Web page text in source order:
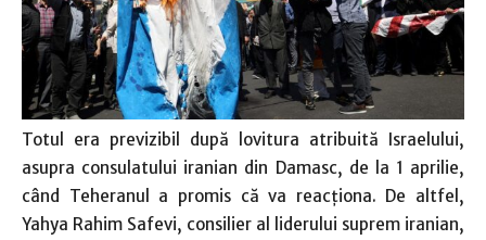
Totul era previzibil după lovitura atribuită Israelului,
asupra consulatului iranian din Damasc, de la 1 aprilie,
când Teheranul a promis că va reacţiona. De altfel,
Yahya Rahim Safevi, consilier al liderului suprem iranian,